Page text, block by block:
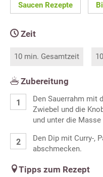
Saucen Rezepte
Zeit
10 min. Gesamtzeit
Zubereitung
Den Sauerrahm mit
Zwiebel und die
und unter die Masse
Den Dip mit Curry-,
abschmecken.
Tipps zum Rezept